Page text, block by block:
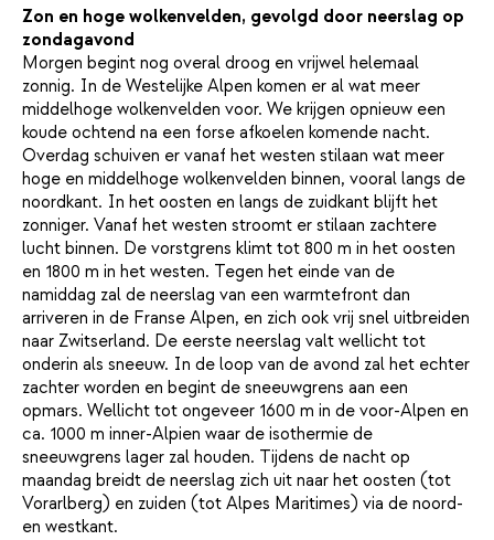
Zon en hoge wolkenvelden, gevolgd door neerslag op
zondagavond
Morgen begint nog overal droog en vrijwel helemaal
zonnig. In de Westelijke Alpen komen er al wat meer
middelhoge wolkenvelden voor. We krijgen opnieuw een
koude ochtend na een forse afkoelen komende nacht.
Overdag schuiven er vanaf het westen stilaan wat meer
hoge en middelhoge wolkenvelden binnen, vooral langs de
noordkant. In het oosten en langs de zuidkant blijft het
zonniger. Vanaf het westen stroomt er stilaan zachtere
lucht binnen. De vorstgrens klimt tot 800 m in het oosten
en 1800 m in het westen. Tegen het einde van de
namiddag zal de neerslag van een warmtefront dan
arriveren in de Franse Alpen, en zich ook vrij snel uitbreiden
naar Zwitserland. De eerste neerslag valt wellicht tot
onderin als sneeuw. In de loop van de avond zal het echter
zachter worden en begint de sneeuwgrens aan een
opmars. Wellicht tot ongeveer 1600 m in de voor-Alpen en
ca. 1000 m inner-Alpien waar de isothermie de
sneeuwgrens lager zal houden. Tijdens de nacht op
maandag breidt de neerslag zich uit naar het oosten (tot
Vorarlberg) en zuiden (tot Alpes Maritimes) via de noord-
en westkant.